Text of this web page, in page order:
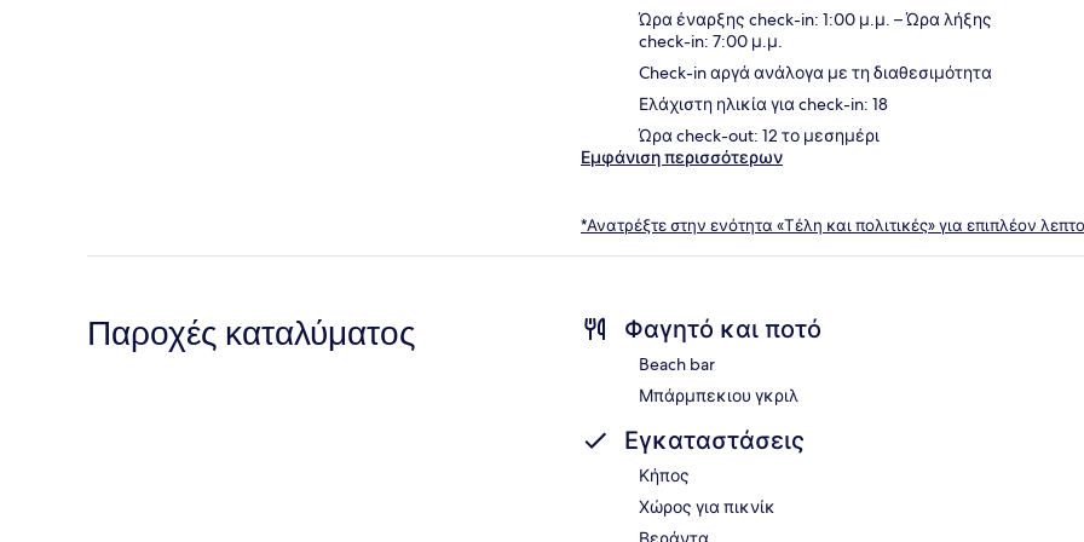
Ώρα έναρξης check-in: 1:00 μ.μ. – Ώρα λήξης
check-in: 7:00 μ.μ.
Check-in αργά ανάλογα με τη διαθεσιμότητα
Ελάχιστη ηλικία για check-in: 18
Ώρα check-out: 12 το μεσημέρι
Εμφάνιση περισσότερων
*Ανατρέξτε στην ενότητα «Τέλη και πολιτικές» για επιπλέον
Παροχές καταλύματος Φαγητό και ποτό
Beach bar
Μπάρμπεκιου γκριλ
Εγκαταστάσεις
Κήπος
Χώρος για πικνίκ